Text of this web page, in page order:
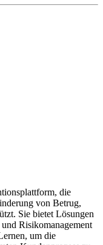
die
von Betrug,
Sie bietet Lösungen
Risikomanagement
um die